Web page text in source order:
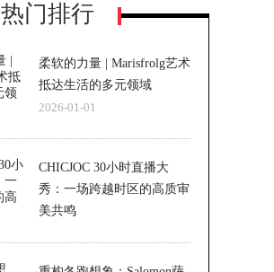
热门排行
柔软的力量 | Marisfrolg艺术
抵达生活的多元领域
2026-01-01
CHICJOC 30小时直播大
秀：一场跨越时区的高质审
美共鸣